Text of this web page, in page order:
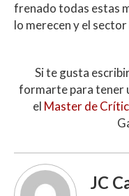
frenado todas estas
lo merecen y el
Si te gusta
formarte para tener
el Master de
JC